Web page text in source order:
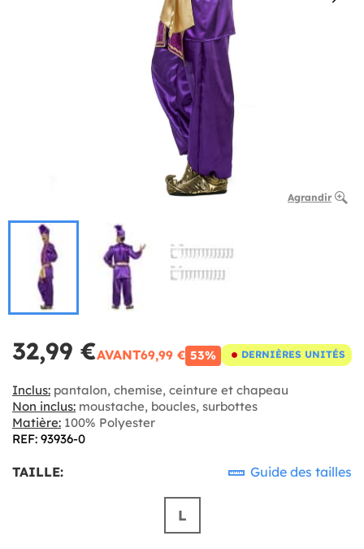
Agrandir
32,99 €AVANT69,99 € 53% DERNIÈRES UNITÉS
Inclus: pantalon, chemise, ceinture et chapeau
Non inclus: moustache, boucles, surbottes
Matière: 100% Polyester
REF: 93936-0
TAILLE: Guide des tailles
L